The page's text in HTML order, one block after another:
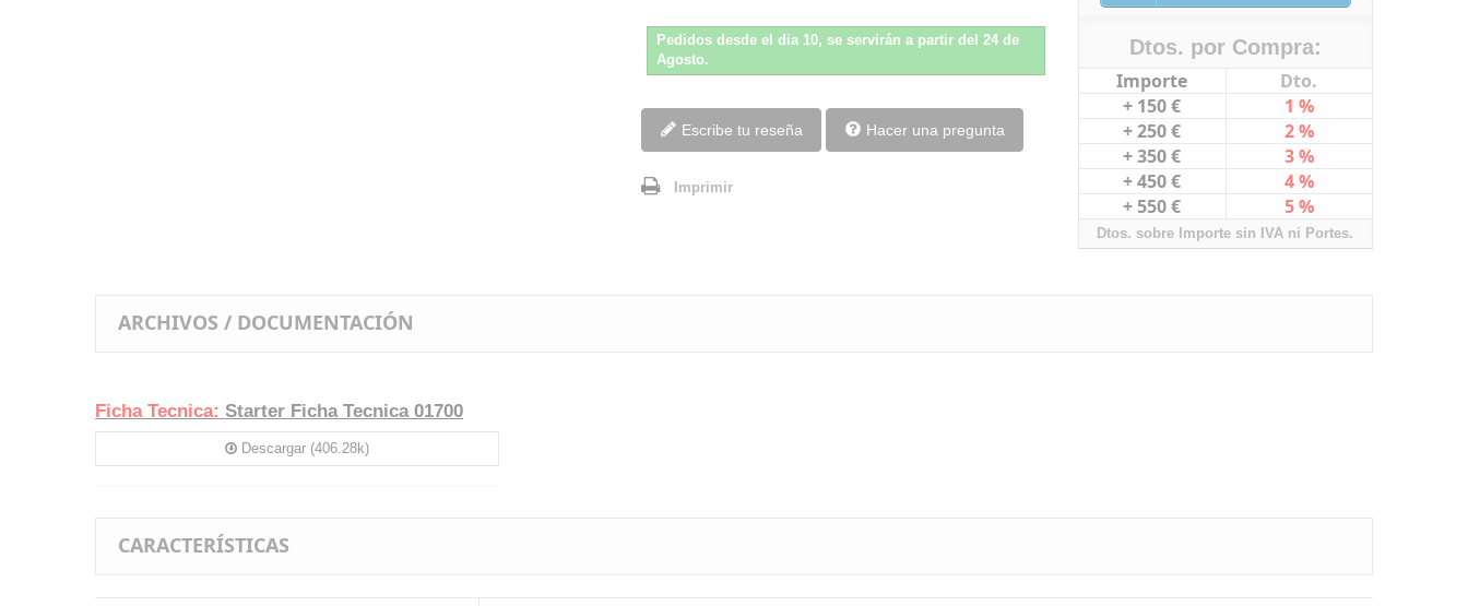
Pedidos desde el dia 10, se servirán a partir del 24 de
Agosto.
Escribe tu reseña Hacer una pregunta
Imprimir
Dtos. por Compra:
Importe
Dto.
+ 150 €
1 %
+ 250 €
2 %
+ 350 €
3 %
+ 450 €
4 %
+ 550 €
5 %
Dtos. sobre Importe sin IVA ni Portes.
ARCHIVOS / DOCUMENTACIÓN
Ficha Tecnica: Starter Ficha Tecnica 01700
Descargar (406.28k)
CARACTERÍSTICAS